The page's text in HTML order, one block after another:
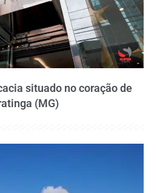
situado no coração de
(MG)